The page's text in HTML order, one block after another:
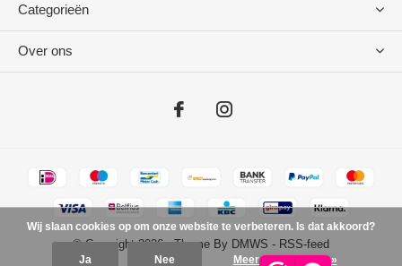
Categorieën
Over ons
© Copyright2026- Theme By DMWS - RSS-feed
Wij slaan cookies op om onze website te verbeteren. Is dat akkoord?
Ja Nee Meer over cookies »